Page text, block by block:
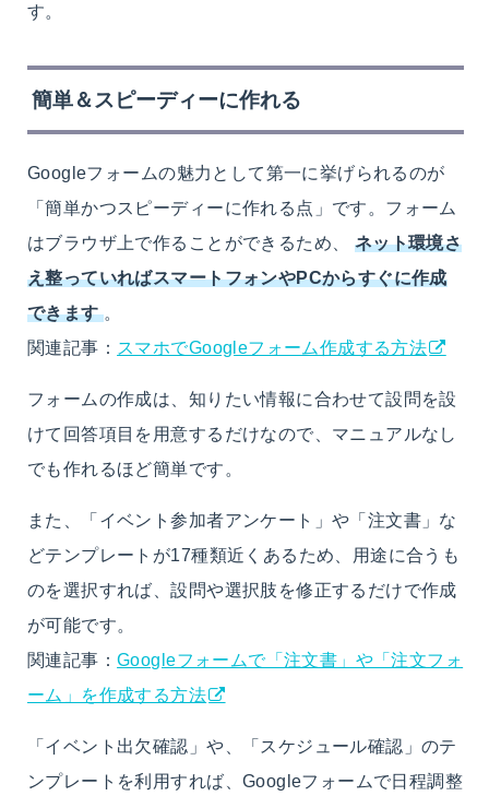
す。
簡単＆スピーディーに作れる
Googleフォームの魅力として第一に挙げられるのが
「簡単かつスピーディーに作れる点」です。フォーム
はブラウザ上で作ることができるため、 ネット環境さ
え整っていればスマートフォンやPCからすぐに作成
できます。
関連記事： スマホでGoogleフォーム作成する方法
フォームの作成は、知りたい情報に合わせて設問を設
けて回答項目を用意するだけなので、マニュアルなし
でも作れるほど簡単です。
また、「イベント参加者アンケート」や「注文書」な
どテンプレートが17種類近くあるため、用途に合うも
のを選択すれば、設問や選択肢を修正するだけで作成
が可能です。
関連記事：Googleフォームで「注文書」や「注文フォ
ーム」を作成する方法
「イベント出欠確認」や、「スケジュール確認」のテ
ンプレートを利用すれば、Googleフォームで日程調整